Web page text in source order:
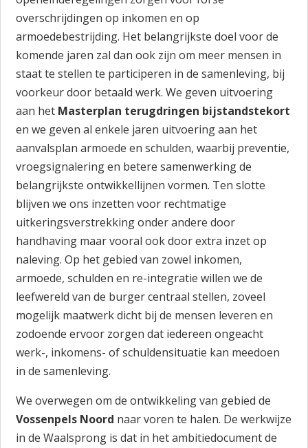
overschrijdingen op inkomen en op
armoedebestrijding. Het belangrijkste doel voor de
komende jaren zal dan ook zijn om meer mensen in
staat te stellen te participeren in de samenleving, bij
voorkeur door betaald werk. We geven uitvoering
aan het Masterplan terugdringen bijstandstekort
en we geven al enkele jaren uitvoering aan het
aanvalsplan armoede en schulden, waarbij preventie,
vroegsignalering en betere samenwerking de
belangrijkste ontwikkellijnen vormen. Ten slotte
blijven we ons inzetten voor rechtmatige
uitkeringsverstrekking onder andere door
handhaving maar vooral ook door extra inzet op
naleving. Op het gebied van zowel inkomen,
armoede, schulden en re-integratie willen we de
leefwereld van de burger centraal stellen, zoveel
mogelijk maatwerk dicht bij de mensen leveren en
zodoende ervoor zorgen dat iedereen ongeacht
werk-, inkomens- of schuldensituatie kan meedoen
in de samenleving.
We overwegen om de ontwikkeling van gebied de
Vossenpels Noord naar voren te halen. De werkwijze
in de Waalsprong is dat in het ambitiedocument de